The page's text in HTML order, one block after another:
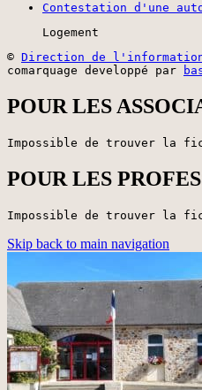
Contestation d'une
Logement
© Direction de
comarquage developpé par
POUR LES
Impossible de trouver la
POUR LES
Impossible de trouver la
Skip back to main navigation